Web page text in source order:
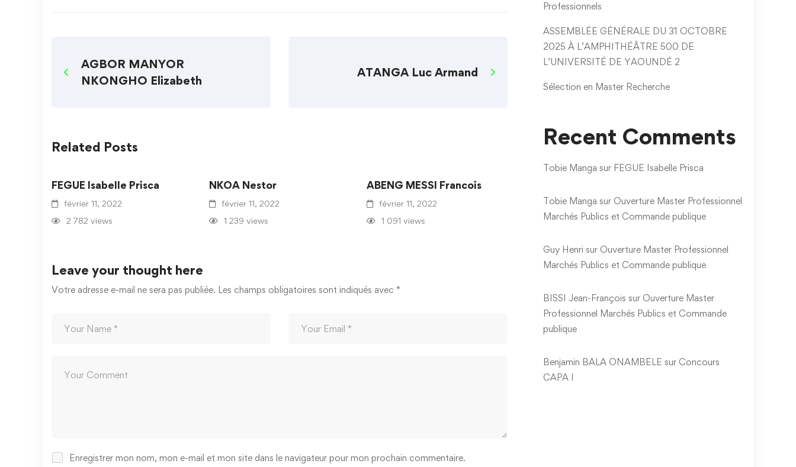
AGBOR MANYOR
NKONGHO Elizabeth
ATANGA Luc Armand
Related Posts
FEGUE Isabelle Prisca
février 11, 2022
2 782 views
NKOA Nestor
février 11, 2022
1 239 views
ABENG MESSI Francois
février 11, 2022
1 091 views
février 11, 2022
1 053 views
février 11, 2022
1 159 views
Leave your thought here
Votre adresse e-mail ne sera pas publiée. Les champs obligatoires sont indiqués avec *
Enregistrer mon nom, mon e-mail et mon site dans le navigateur pour mon prochain commentaire.
Professionnels
ASSEMBLÉE GÉNÉRALE DU 31 OCTOBRE
2025 À L’AMPHITHÉÂTRE 500 DE
L’UNIVERSITÉ DE YAOUNDÉ 2
Sélection en Master Recherche
Recent Comments
Tobie Manga sur FEGUE Isabelle Prisca
Tobie Manga sur Ouverture Master Professionnel
Marchés Publics et Commande publique
Guy Henri sur Ouverture Master Professionnel
Marchés Publics et Commande publique
BISSI Jean-François sur Ouverture Master
Professionnel Marchés Publics et Commande
publique
Benjamin BALA ONAMBELE sur Concours
CAPA I